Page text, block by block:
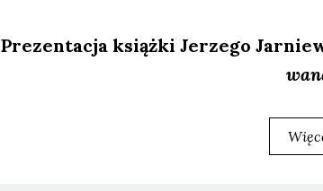
Pre­zen­ta­cja książ­ki Jerze­go